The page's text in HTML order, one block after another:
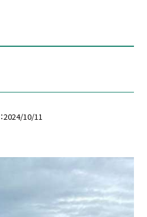
2024/10/11